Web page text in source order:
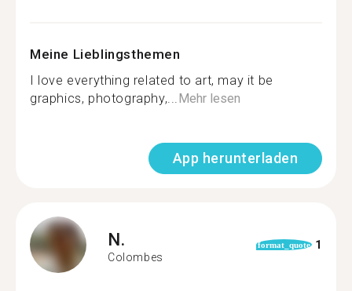
Meine Lieblingsthemen
I love everything related to art, may it be
graphics, photography,...Mehr lesen
App herunterladen
N.
Colombes
format_quote 1